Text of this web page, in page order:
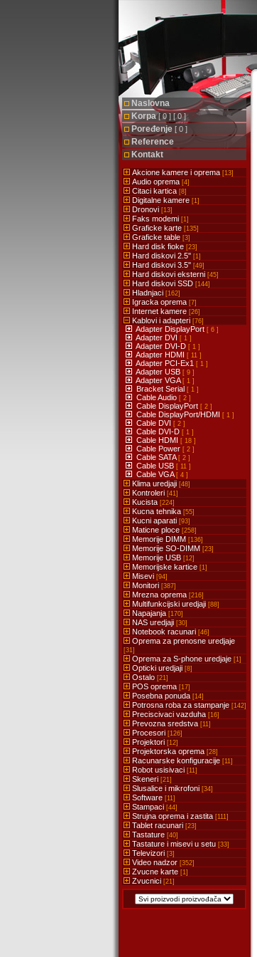
Naslovna
Korpa[ 0 ] [ 0 ]
Poređenje [ 0 ]
Reference
Kontakt
Akcione kamere i oprema [13]
Audio oprema [4]
Citaci kartica [8]
Digitalne kamere [1]
Dronovi [13]
Faks modemi [1]
Graficke karte [135]
Graficke table [3]
Hard disk fioke [23]
Hard diskovi 2.5'' [1]
Hard diskovi 3.5'' [49]
Hard diskovi eksterni [45]
Hard diskovi SSD [144]
Hladnjaci [162]
Igracka oprema [7]
Internet kamere [26]
Kablovi i adapteri [76]
Adapter DisplayPort [ 6 ]
Adapter DVI [ 1 ]
Adapter DVI-D [ 1 ]
Adapter HDMI [ 11 ]
Adapter PCI-Ex1 [ 1 ]
Adapter USB [ 9 ]
Adapter VGA [ 1 ]
Bracket Serial [ 1 ]
Cable Audio [ 2 ]
Cable DisplayPort [ 2 ]
Cable DisplayPort/HDMI [ 1 ]
Cable DVI [ 2 ]
Cable DVI-D [ 1 ]
Cable HDMI [ 18 ]
Cable Power [ 2 ]
Cable SATA [ 2 ]
Cable USB [ 11 ]
Cable VGA [ 4 ]
Klima uredjaji [48]
Kontroleri [41]
Kucista [224]
Kucna tehnika [55]
Kucni aparati [93]
Maticne ploce [258]
Memorije DIMM [136]
Memorije SO-DIMM [23]
Memorije USB [12]
Memorijske kartice [1]
Misevi [94]
Monitori [387]
Mrezna oprema [216]
Multifunkcijski uredjaji [88]
Napajanja [170]
NAS uredjaji [30]
Notebook racunari [46]
Oprema za prenosne uredjaje
[31]
Oprema za S-phone uredjaje [1]
Opticki uredjaji [8]
Ostalo [21]
POS oprema [17]
Posebna ponuda [14]
Potrosna roba za stampanje [142]
Preciscivaci vazduha [16]
Prevozna sredstva [11]
Procesori [126]
Projektori [12]
Projektorska oprema [28]
Racunarske konfiguracije [11]
Robot usisivaci [11]
Skeneri [21]
Slusalice i mikrofoni [34]
Software [11]
Stampaci [44]
Strujna oprema i zastita [111]
Tablet racunari [23]
Tastature [40]
Tastature i misevi u setu [33]
Televizori [3]
Video nadzor [352]
Zvucne karte [1]
Zvucnici [21]